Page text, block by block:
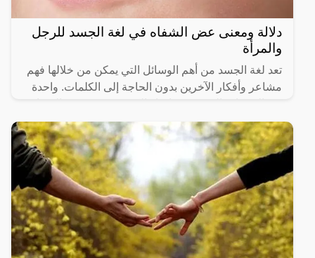
دلالة ومعنى عض الشفاه في لغة الجسد للرجل
والمرأة
تعد لغة الجسد من أهم الوسائل التي يمكن من خلالها فهم
مشاعر وأفكار الآخرين بدون الحاجة إلى الكلمات. واحدة